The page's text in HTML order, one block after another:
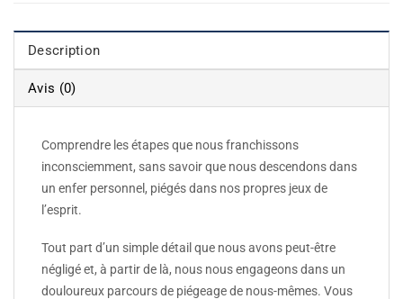
Description
Avis (0)
Comprendre les étapes que nous franchissons
inconsciemment, sans savoir que nous descendons dans
un enfer personnel, piégés dans nos propres jeux de
l’esprit.
Tout part d’un simple détail que nous avons peut-être
négligé et, à partir de là, nous nous engageons dans un
douloureux parcours de piégeage de nous-mêmes. Vous